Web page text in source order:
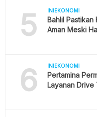
5 INIEKONOMI
Bahlil
Aman Meski
6 INIEKONOMI
Pertamina
Layanan Drive